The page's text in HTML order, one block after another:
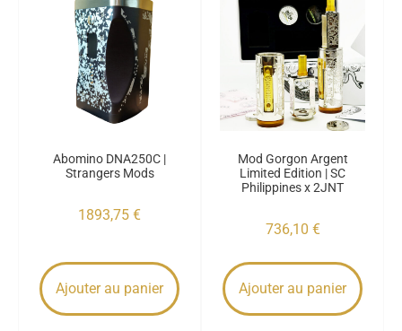
Abomino DNA250C |
Strangers Mods
1893,75 €
Ajouter au panier
Mod Gorgon Argent
Limited Edition | SC
Philippines x 2JNT
736,10 €
Ajouter au panier